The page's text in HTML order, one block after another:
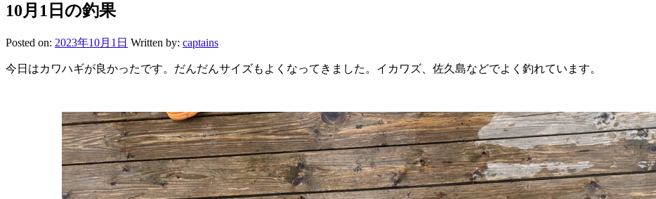
10月1日の釣果
Posted on: 2023年10月1日 Written by: captains
今日はカワハギが良かったです。だんだんサイズもよくなってきました。イカワズ、佐久島などでよく釣れています。